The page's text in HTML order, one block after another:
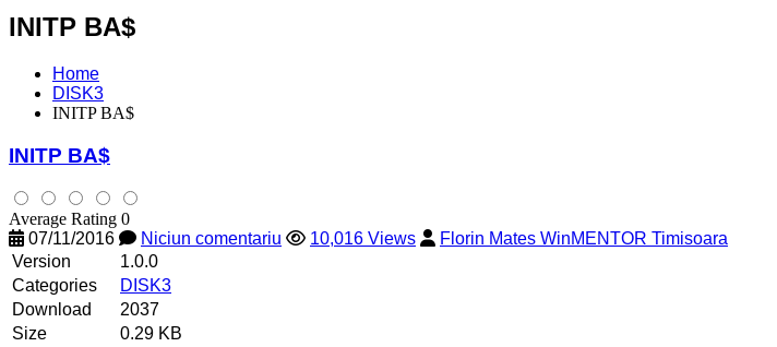
INITP BA$
Home
DISK3
INITP BA$
INITP BA$
Average Rating 0
07/11/2016
Niciun comentariu 10,016 Views
Florin Mates WinMENTOR Timisoara
Version
1.0.0
Categories
DISK3
Download
2037
Size
0.29 KB